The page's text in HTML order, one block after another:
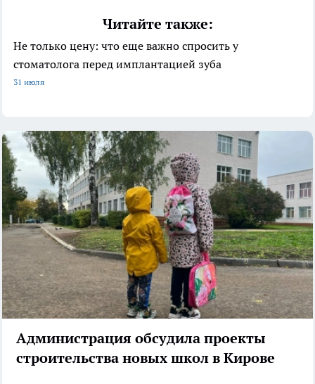
Читайте также:
Не только цену: что еще важно спросить у
стоматолога перед имплантацией зуба
31 июля
Администрация обсудила проекты
строительства новых школ в Кирове